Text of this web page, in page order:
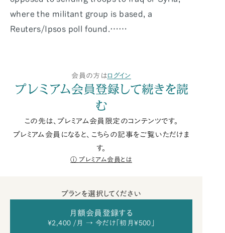
where the militant group is based, a
Reuters/Ipsos poll found.……
会員の方はログイン
プレミアム会員登録して続きを読
む
この先は、プレミアム会員限定のコンテンツです。
プレミアム会員になると、こちらの記事をご覧いただけま
す。
プレミアム会員とは
プランを選択してください
月額会員登録する
¥2,400 /月 → 今だけ「初月¥500」